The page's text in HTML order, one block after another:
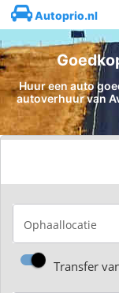
Autoprio.nl
Huur een auto
autoverhuur van
Ophaallocatie
Transfer